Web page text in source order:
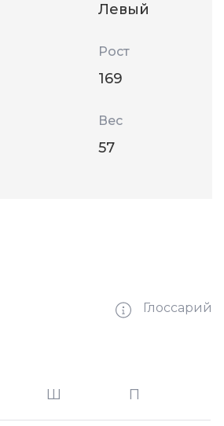
Левый
Рост
169
Вес
57
Глоссарий
Ш П